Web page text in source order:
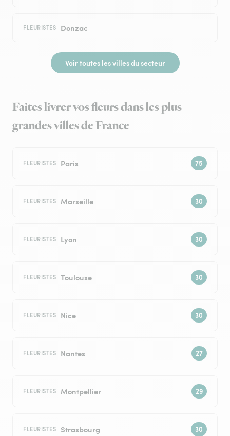
FLEURISTES Donzac
Voir toutes les villes du secteur
Faites livrer vos fleurs dans les plus
grandes villes de France
FLEURISTES Paris
FLEURISTES Marseille
FLEURISTES Lyon
FLEURISTES Toulouse
FLEURISTES Nice
FLEURISTES Nantes
FLEURISTES Montpellier
FLEURISTES Strasbourg